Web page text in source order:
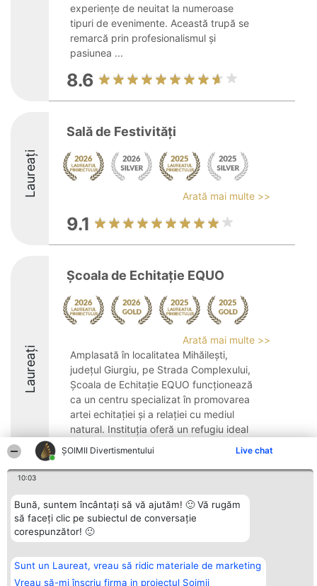
ŞOIMII Divertismentului Live chat
10:03
Bună, suntem încântați să vă ajutăm! 🙂 Vă rugăm
să faceți clic pe subiectul de conversație
corespunzător! 🙂
Sunt un Laureat, vreau să ridic materiale de marketing
Vreau să-mi înscriu firma in proiectul Șoimii
experiențe de neuitat la numeroase
tipuri de evenimente. Această trupă se
remarcă prin profesionalismul și
pasiunea ...
8.6
Laureați
Sală de Festivități
Arată mai multe >>
9.1
Laureați
Școala de Echitație EQUO
Arată mai multe >>
Amplasată în localitatea Mihăilești,
județul Giurgiu, pe Strada Complexului,
Școala de Echitație EQUO funcționează
ca un centru specializat în promovarea
artei echitației și a relației cu mediul
natural. Instituția oferă un refugiu ideal
10
Organizator Ranking
BRIGHT SOLUTIONS BR SRL
Aleea Timisul De Sus 2 Bl. A30
București
tel: +40 770 990 492
Plebiscyt
Lista Tuturor
Reguli
Politica de